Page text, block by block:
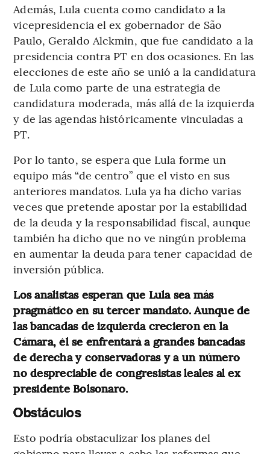
Además, Lula cuenta como candidato a la
vicepresidencia el ex gobernador de São
Paulo, Geraldo Alckmin, que fue candidato a la
presidencia contra PT en dos ocasiones. En las
elecciones de este año se unió a la candidatura
de Lula como parte de una estrategia de
candidatura moderada, más allá de la izquierda
y de las agendas históricamente vinculadas a
PT.
Por lo tanto, se espera que Lula forme un
equipo más “de centro” que el visto en sus
anteriores mandatos. Lula ya ha dicho varias
veces que pretende apostar por la estabilidad
de la deuda y la responsabilidad fiscal, aunque
también ha dicho que no ve ningún problema
en aumentar la deuda para tener capacidad de
inversión pública.
Los analistas esperan que Lula sea más
pragmático en su tercer mandato. Aunque de
las bancadas de izquierda crecieron en la
Cámara, él se enfrentará a grandes bancadas
de derecha y conservadoras y a un número
no despreciable de congresistas leales al ex
presidente Bolsonaro.
Obstáculos
Esto podría obstaculizar los planes del